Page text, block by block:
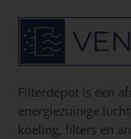
Filterdepot is een
energiezuinige
koeling, filters en